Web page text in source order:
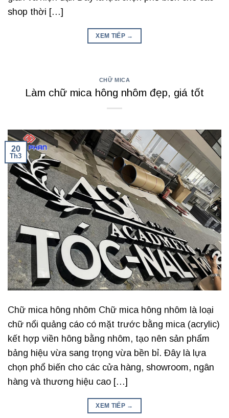
shop thời […]
XEM TIẾP →
CHỮ MICA
Làm chữ mica hông nhôm đẹp, giá tốt
20
Th3
Chữ mica hông nhôm Chữ mica hông nhôm là loại
chữ nổi quảng cáo có mặt trước bằng mica (acrylic)
kết hợp viền hông bằng nhôm, tạo nên sản phẩm
bảng hiệu vừa sang trọng vừa bền bỉ. Đây là lựa
chọn phổ biến cho các cửa hàng, showroom, ngân
hàng và thương hiệu cao […]
XEM TIẾP →